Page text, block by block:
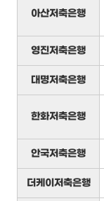
아산저축은행
영진저축은행
대명저축은행
한화저축은행
안국저축은행
더케이저축은행